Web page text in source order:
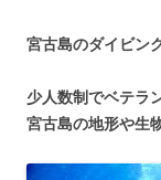
宮古島のダイビン
少人数制でベテラ
宮古島の地形や生